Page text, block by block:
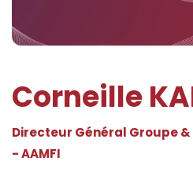
Corneille
Directeur Général Groupe &
- AAMFI